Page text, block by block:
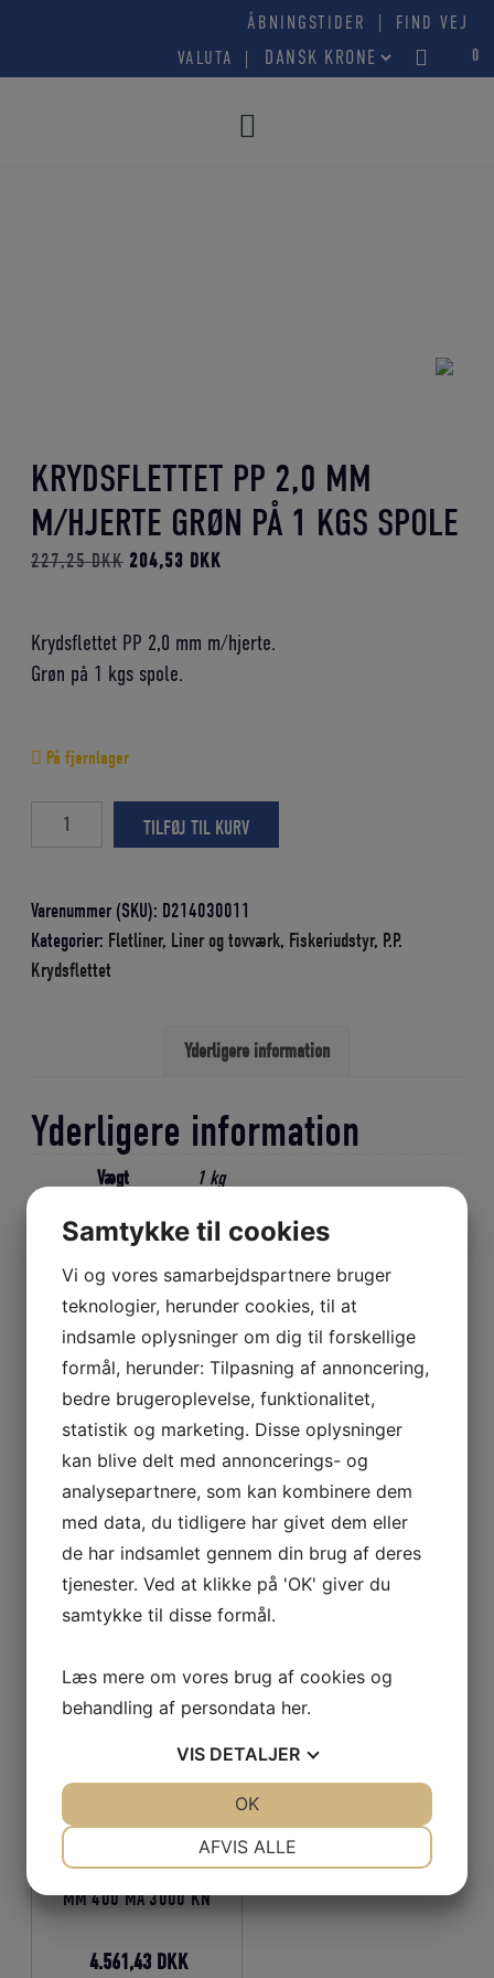
indholdet
ÅBNINGSTIDER |
FIND VEJ
VALUTA
0
KRYDSFLETTET PP 2,0 MM
M/HJERTE GRØN PÅ 1 KGS SPOLE
227,25DKK Den
227,25 DKK.
204,53 DKKDen
er:
Krydsflettet PP 2,0 mm m/hjerte.
Grøn på 1 kgs spole.
På fjernlager
Krydsflettet
PP
mm
m/hjerte
grøn
antal
TILFØJ TIL KURV
Varenummer (SKU): D214030011
Kategorier: Fletliner, Liner og tovværk, Fiskeriudstyr, P.P.
Krydsflettet
Yderligere information
Yderligere information
Vægt 1 kg
Relaterede varer
NYLON NET 210D/15 –
14MM 200MA 3000KN
oprindelige
var:
2.953,00 DKK.
2.657,70 DKK
Den
aktuelle
er:
2.657,70 DKK.
NYLON NET 210D/9 –
11MM 45MA 6300KN
Den
var:
723,38 DKK
NYLON NET 210D/15 – 10
MM 400 MA 3000 KN
Den
4.561,43 DKKDen
Samtykke til cookies
Vi og vores samarbejdspartnere bruger
teknologier, herunder cookies, til at
indsamle oplysninger om dig til forskellige
formål, herunder: Tilpasning af annoncering,
bedre brugeroplevelse, funktionalitet,
statistik og marketing. Disse oplysninger
kan blive delt med annoncerings- og
analysepartnere, som kan kombinere dem
med data, du tidligere har givet dem eller
de har indsamlet gennem din brug af deres
tjenester. Ved at klikke på 'OK' giver du
samtykke til disse formål.
Læs mere om vores brug af cookies og
behandling af persondata her.
VIS DETALJER
AFVIS ALLE
OK